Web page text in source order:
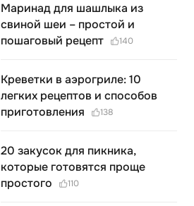
Маринад для шашлыка из
свиной шеи – простой и
пошаговый рецепт
140
Креветки в аэрогриле: 10
легких рецептов и способов
приготовления
138
20 закусок для пикника,
которые готовятся проще
простого
110